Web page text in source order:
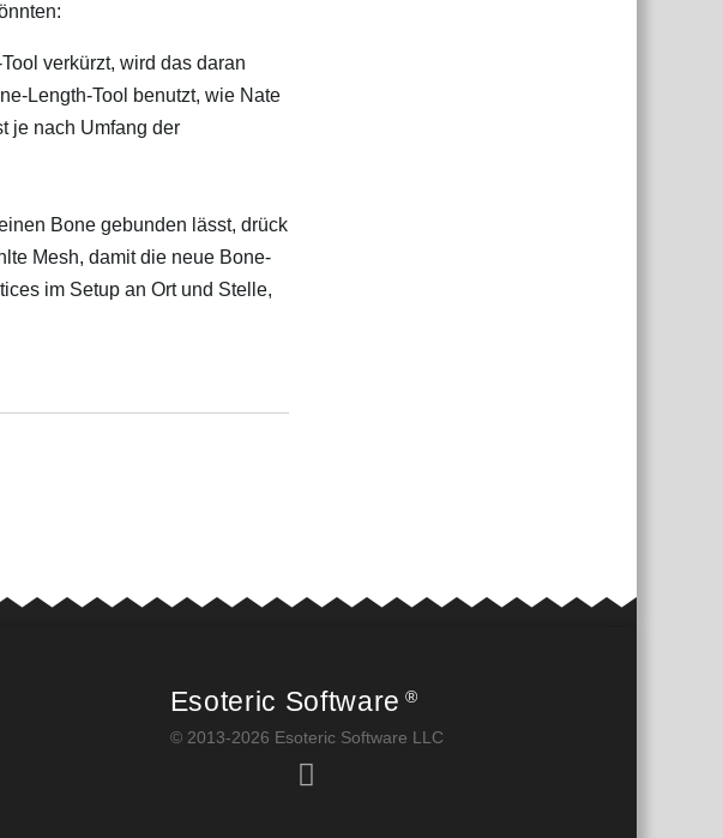
verkürzt, wird das daran
Length-Tool benutzt, wie Nate
je nach Umfang der
Bone gebunden lässt, drück
Mesh, damit die neue Bone-
im Setup an Ort und Stelle,
Esoteric Software ®
© 2013-2026 Esoteric Software LLC